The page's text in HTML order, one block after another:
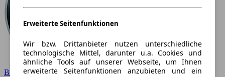
BMW
Erweiterte Seitenfunktionen
Wir bzw. Drittanbieter nutzen unterschiedliche
technologische Mittel, darunter u.a. Cookies und
ähnliche Tools auf unserer Webseite, um Ihnen
erweiterte Seitenfunktionen anzubieten und ein